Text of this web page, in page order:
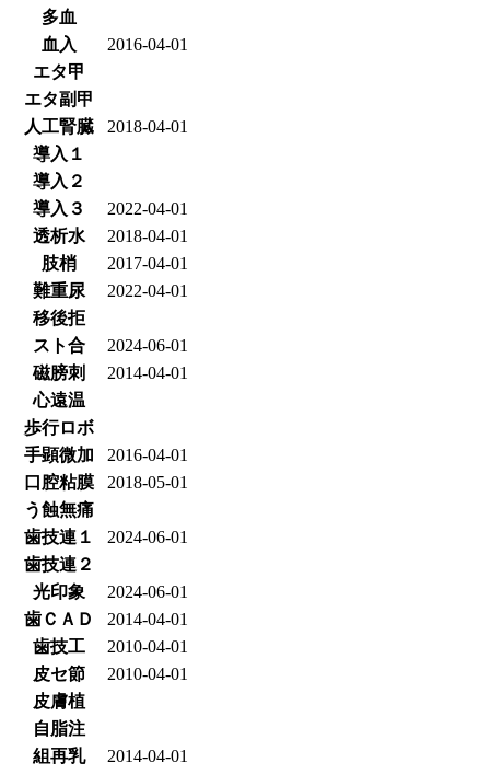
多血
血入
2016-04-01
エタ甲
エタ副甲
人工腎臓
2018-04-01
導入１
導入２
導入３
2022-04-01
透析水
2018-04-01
肢梢
2017-04-01
難重尿
2022-04-01
移後拒
スト合
2024-06-01
磁膀刺
2014-04-01
心遠温
歩行ロボ
手顕微加
2016-04-01
口腔粘膜
2018-05-01
う蝕無痛
歯技連１
2024-06-01
歯技連２
光印象
2024-06-01
歯ＣＡＤ
2014-04-01
歯技工
2010-04-01
皮セ節
2010-04-01
皮膚植
自脂注
組再乳
2014-04-01